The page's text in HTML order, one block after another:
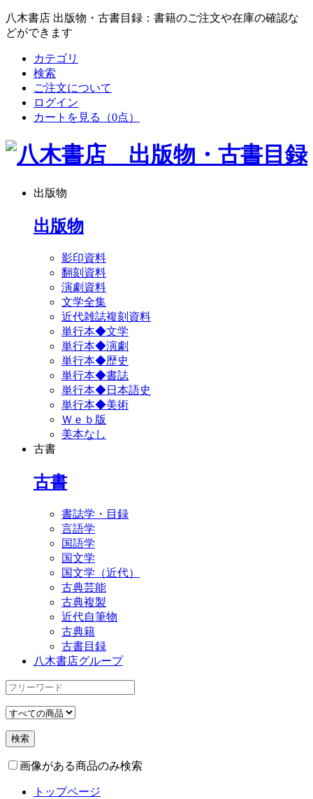
八木書店 出版物・古書目録：書籍のご注文や在庫の確認な
どができます
カテゴリ
検索
ご注文について
ログイン
カートを見る
（0点）
出版物
出版物
影印資料
翻刻資料
演劇資料
文学全集
近代雑誌複刻資料
単行本◆文学
単行本◆演劇
単行本◆歴史
単行本◆書誌
単行本◆日本語史
単行本◆美術
Ｗｅｂ版
美本なし
古書
古書
書誌学・目録
言語学
国語学
国文学
国文学（近代）
古典芸能
古典複製
近代自筆物
古典籍
古書目録
八木書店グループ
画像がある商品のみ検索
トップページ